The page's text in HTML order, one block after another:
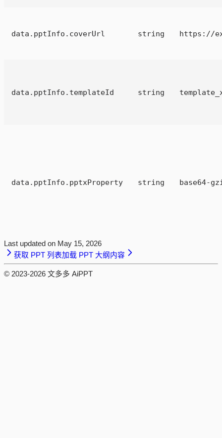
data.pptInfo.coverUrl string https://
data.pptInfo.templateId string
data.pptInfo.pptxProperty string base64-
Last updated on May 15, 2026
获取 PPT 列表加载 PPT 大纲内容
© 2023-2026 文多多 AiPPT